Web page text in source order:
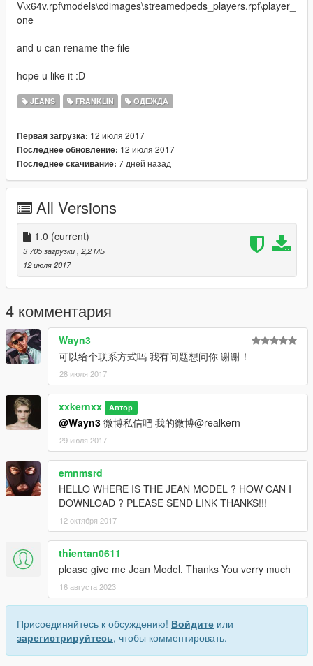
V\x64v.rpf\models\cdimages\streamedpeds_players.rpf\player_
one
and u can rename the file
hope u like it :D
JEANS FRANKLIN ОДЕЖДА
Первая загрузка: 12 июля 2017
Последнее обновление: 12 июля 2017
Последнее скачивание: 7 дней назад
All Versions
1.0 (current)
3 705 загрузки, 2,2 МБ
12 июля 2017
4 комментария
Wayn3
可以给个联系方式吗 我有问题想问你 谢谢！
28 июля 2017
xxkernxx Автор
@Wayn3 微博私信吧 我的微博@realkern
29 июля 2017
emnmsrd
HELLO WHERE IS THE JEAN MODEL ? HOW CAN I
DOWNLOAD ? PLEASE SEND LINK THANKS!!!
12 октября 2017
thientan0611
please give me Jean Model. Thanks You verry much
16 августа 2023
Присоединяйтесь к обсуждению! Войдите или
зарегистрируйтесь, чтобы комментировать.